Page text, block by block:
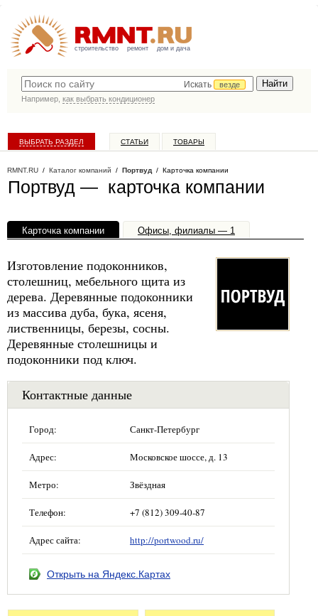
строительство ремонт дом и дача
Искать
везде
Например, как выбрать кондиционер
ВЫБРАТЬ РАЗДЕЛ СТАТЬИ ТОВАРЫ
RMNT.RU / Каталог компаний / Портвуд / Карточка компании
Портвуд — карточка компании
Карточка компании Офисы, филиалы — 1
Изготовление подоконников,
столешниц, мебельного щита из
дерева. Деревянные подоконники
из массива дуба, бука, ясеня,
лиственницы, березы, сосны.
Деревянные столешницы и
подоконники под ключ.
Контактные данные
Город: Санкт-Петербург
Адрес: Московское шоссе, д. 13
Метро: Звёздная
Телефон: +7 (812) 309-40-87
Адрес сайта: http://portwood.ru/
Открыть на Яндекс.Картах